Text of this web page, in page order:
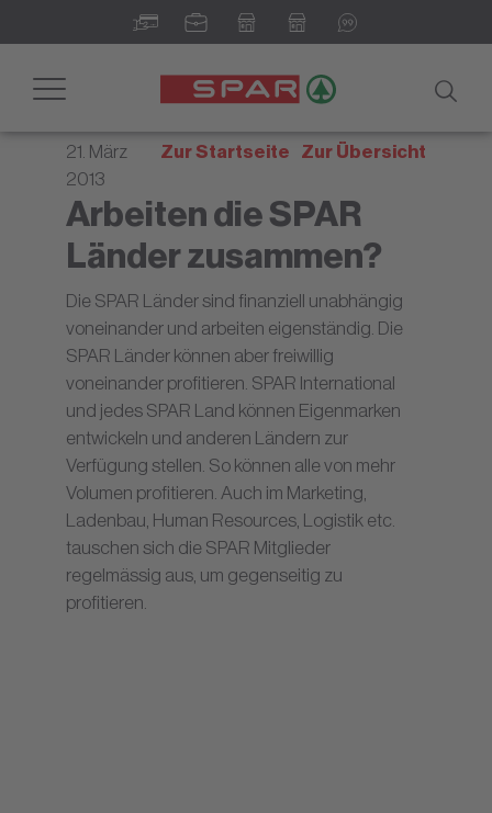
Toggle
Newsroom - Ihr digitales
Zur Übersicht
Zur Startseite
21. März
2013
Arbeiten die SPAR
Länder zusammen?
Die SPAR Länder sind finanziell unabhängig
voneinander und arbeiten eigenständig. Die
SPAR Länder können aber freiwillig
voneinander profitieren. SPAR International
und jedes SPAR Land können Eigenmarken
entwickeln und anderen Ländern zur
Verfügung stellen. So können alle von mehr
Volumen profitieren. Auch im Marketing,
Ladenbau, Human Resources, Logistik etc.
tauschen sich die SPAR Mitglieder
regelmässig aus, um gegenseitig zu
profitieren.